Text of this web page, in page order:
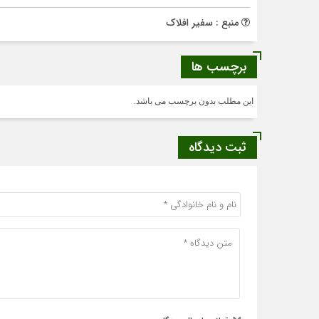
منبع : سفیر افلاک
برچسب ها
این مطلب بدون برچسب می باشد.
ثبت دیدگاه